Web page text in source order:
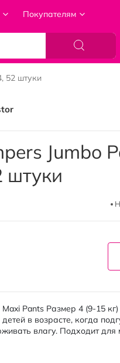
Покупателям
52 штуки
Jumbo
штуки
Pants Размер 4 (9-15
в возрасте, когда
влагу. Подходит для